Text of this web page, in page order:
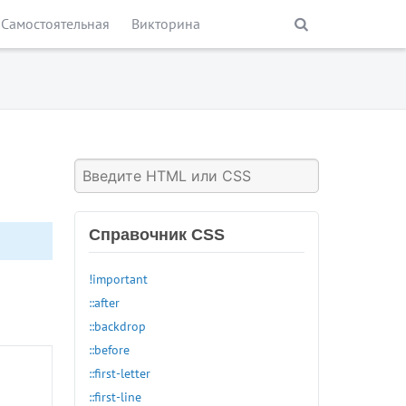
Самостоятельная Викторина
Справочник CSS
!important
::after
::backdrop
::before
::first-letter
::first-line